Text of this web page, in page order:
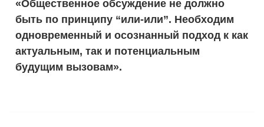
«Общественное обсуждение не должно
быть по принципу “или-или”. Необходим
одновременный и осознанный подход к как
актуальным, так и потенциальным
будущим вызовам».